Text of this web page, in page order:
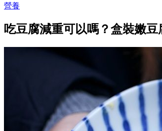
營養
吃豆腐減重可以嗎？盒裝嫩